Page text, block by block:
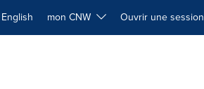
English mon CNW Ouvrir une session